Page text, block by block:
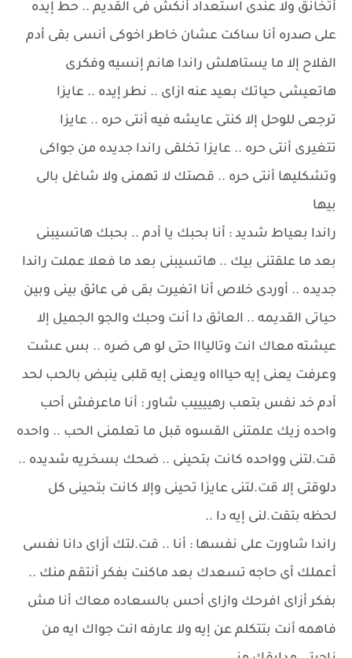
أتخانق ولا عندى استعداد أنكش فى القديم .. حط إيده
على صدره أنا ساكت عشان خاطر اخوكى أنسى بقى أدم
الفلاح إلا ما يستاهلش راندا هانم إنسيه وفكرى
هاتعيشى حياتك بعيد عنه ازاى .. نطر إيده .. عايزا
ترجعى للوحل إلا كنتى عايشه فيه أنتى حره .. عايزا
تتغيرى أنتى حره .. عايزا تخلقى راندا جديده من جواكى
وتشكليها أنتى حره .. قصتك لا تهمنى ولا شاغل بالى
بيها
راندا بعياط شديد : أنا بحبك يا أدم .. بحبك هاتسيبنى
بعد ما علقتنى بيك .. هاتسيبنى بعد ما فعلا عملت راندا
جديده .. أوردى خلاص أنا اتغيرت بقى فى عائق بينى وبين
حياتى القديمه .. العائق دا أنت وحبك والجو الجميل إلا
عيشته معاك انت وتاليااا حتى لو هى ضره .. بس عشت
وعرفت يعنى إيه حياااه ويعنى إيه قلبى ينبض بالحب لحد
أدم خد نفس بتعب رهييييب شاور : أنا ماعرفش أحب
واحده زيك علمتنى القسوه قبل ما تعلمنى الحب .. واحده
قت.لتنى وواحده كانت بتحينى .. ضحك بسخريه شديده ..
دلوقتى إلا قت.لتنى عايزا تحينى وإلا كانت بتحينى كل
لحظه بتقت.لنى إيه دا ..
راندا شاورت على نفسها : أنا .. قت.لتك أزاى دانا نفسى
أعملك أى حاجه تسعدك بعد ماكنت بفكر أنتقم منك ..
بفكر أزاى افرحك وازاى أحس بالسعاده معاك أنا مش
فاهمه أنت بتتكلم عن إيه ولا عارفه انت جواك ايه من